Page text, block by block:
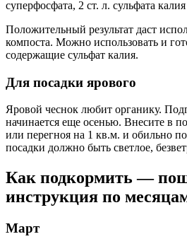
суперфосфата, 2 ст. л. сульфата
Положительный результат даст
компоста. Можно использовать и
содержащие сульфат калия.
Для посадки ярового
Яровой чеснок любит органику.
начинается еще осенью. Внесите в
или перегноя на 1 кв.м. и обильно
посадки должно быть светлое,
Как подкормить —
инструкция по
Март